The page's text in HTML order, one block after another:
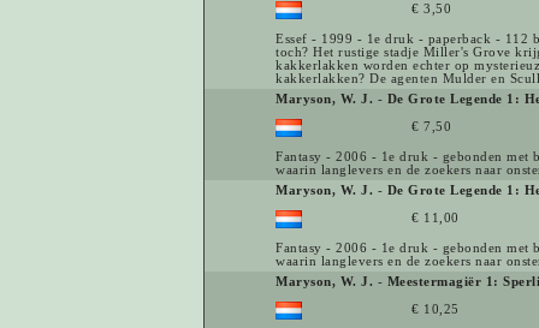
€ 3,50
Essef - 1999 - 1e druk - paperback - 112
toch? Het rustige stadje Miller's Grove
kakkerlakken worden echter op
kakkerlakken? De agenten Mulder en
Maryson, W. J. - De Grote Legende 1:
€ 7,50
Fantasy - 2006 - 1e druk - gebonden met
waarin langlevers en de zoekers naar
Maryson, W. J. - De Grote Legende 1:
€ 11,00
Fantasy - 2006 - 1e druk - gebonden met
waarin langlevers en de zoekers naar
Maryson, W. J. - Meestermagiër 1:
€ 10,25